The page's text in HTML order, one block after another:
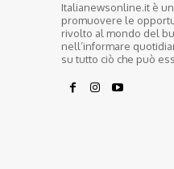
Italianewsonline.it è
promuovere le
rivolto al mondo del
nell’informare
su tutto ciò che può